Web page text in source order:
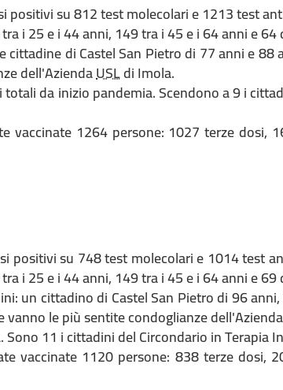
positivi su 812 test molecolari e 1213 test
i 25 e i 44 anni, 149 tra i 45 e i 64 anni e
di Castel San Pietro di 77 anni e 88
dell'AziendaUSLdi Imola.
da inizio pandemia. Scendono a 9 i
vaccinate 1264 persone: 1027 terze dosi,
positivi su 748 test molecolari e 1014 test
i 25 e i 44 anni, 149 tra i 45 e i 64 anni e
un cittadino di Castel San Pietro di 96
le più sentite condoglianze dell'Azienda
11 i cittadini del Circondario in Terapia
vaccinate 1120 persone: 838 terze dosi,